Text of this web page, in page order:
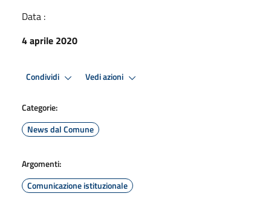
Data :
4 aprile 2020
Condividi Vedi azioni
Categorie:
News dal Comune
Argomenti:
Comunicazione istituzionale